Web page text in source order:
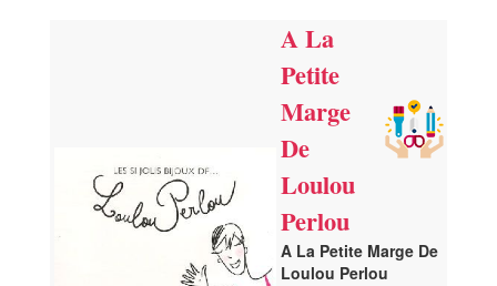
A La
Petite
Marge
De
Loulou
Perlou
A La Petite Marge De
Loulou Perlou